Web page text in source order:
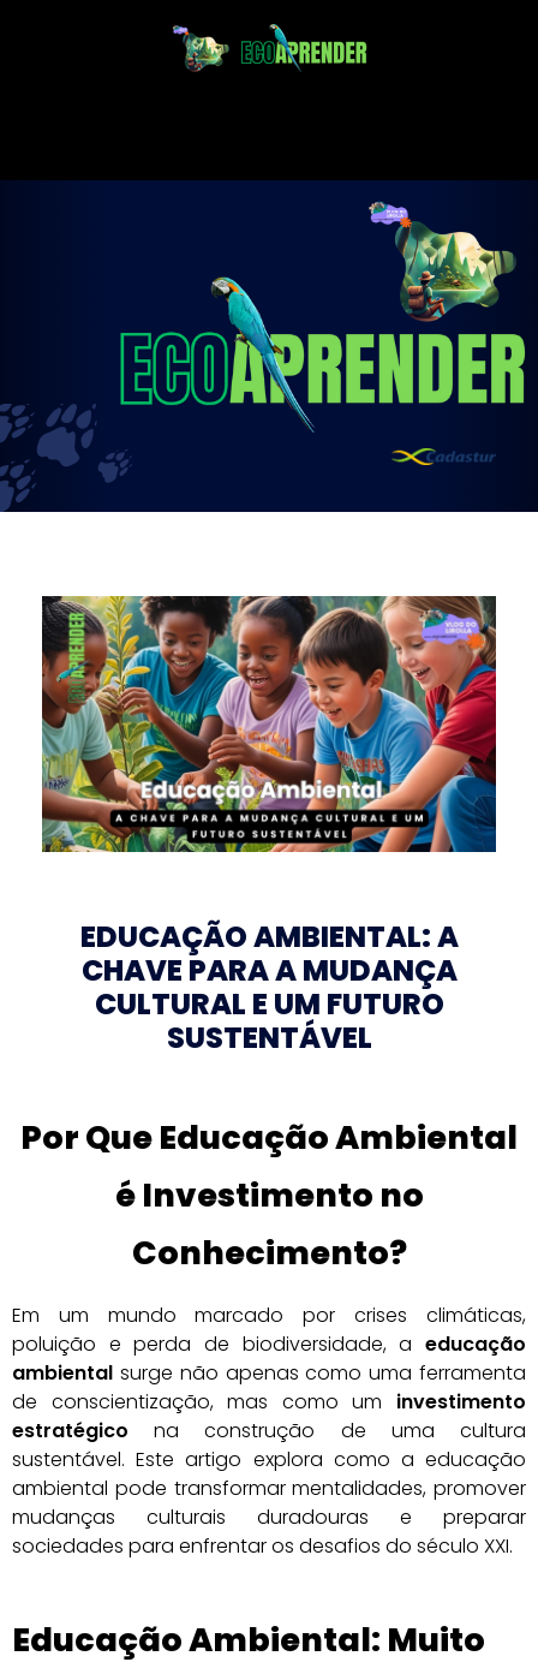
Projeto Ecoaprender
Educação Ambiental
EDUCAÇÃO AMBIENTAL: A
CHAVE PARA A MUDANÇA
CULTURAL E UM FUTURO
SUSTENTÁVEL
Por Que Educação Ambiental
é Investimento no
Conhecimento?
Em um mundo marcado por crises climáticas,
poluição e perda de biodiversidade, a educação
ambiental surge não apenas como uma ferramenta
de conscientização, mas como um investimento
estratégico na construção de uma cultura
sustentável. Este artigo explora como a educação
ambiental pode transformar mentalidades, promover
mudanças culturais duradouras e preparar
sociedades para enfrentar os desafios do século XXI.
Educação Ambiental: Muito